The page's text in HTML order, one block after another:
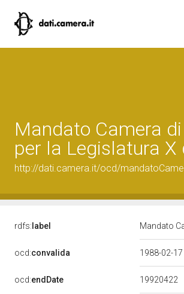
Mandato Camera di
per la Legislatura
http://dati.camera.it/ocd/
rdfs: label Mandato
ocd:convalida 1988-02-17
ocd:endDate 19920422